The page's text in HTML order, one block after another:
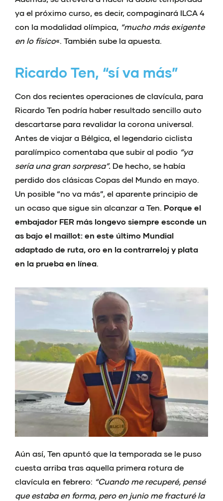
ya el próximo curso, es decir, compaginará ILCA 4
con la modalidad olímpica, “mucho más exigente
en lo físico«. También sube la apuesta.
Ricardo Ten, “sí va más”
Con dos recientes operaciones de clavícula, para
Ricardo Ten podría haber resultado sencillo auto
descartarse para revalidar la corona universal.
Antes de viajar a Bélgica, el legendario ciclista
paralímpico comentaba que subir al podio “ya
sería una gran sorpresa”. De hecho, se había
perdido dos clásicas Copas del Mundo en mayo.
Un posible “no va más”, el aparente principio de
un ocaso que sigue sin alcanzar a Ten. Porque el
embajador FER más longevo siempre esconde un
as bajo el maillot: en este último Mundial
adaptado de ruta, oro en la contrarreloj y plata
en la prueba en línea
Aún así, Ten apuntó que la temporada se le puso
cuesta arriba tras aquella primera rotura de
clavícula en febrero: “Cuando me recuperé, pensé
que estaba en forma, pero en junio me fracturé la